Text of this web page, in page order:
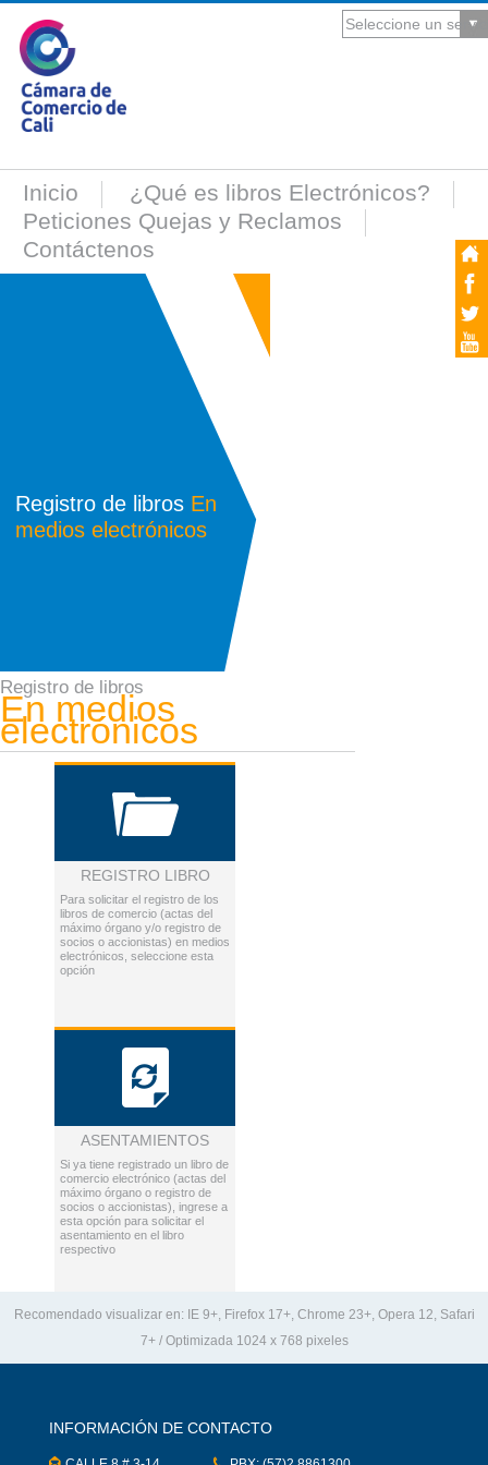
Inicio
¿Qué es libros Electrónicos?
Peticiones Quejas y Reclamos
Contáctenos
YA
Registro de libros En
medios electrónicos
Registro de libros
En medios
electrónicos
REGISTRO LIBRO
Para solicitar el registro de los
libros de comercio (actas del
máximo órgano y/o registro de
socios o accionistas) en medios
electrónicos, seleccione esta
opción
ASENTAMIENTOS
Si ya tiene registrado un libro de
comercio electrónico (actas del
máximo órgano o registro de
socios o accionistas), ingrese a
esta opción para solicitar el
asentamiento en el libro
respectivo
Recomendado visualizar en: IE 9+, Firefox 17+, Chrome 23+, Opera 12, Safari
7+ / Optimizada 1024 x 768 pixeles
INFORMACIÓN DE CONTACTO